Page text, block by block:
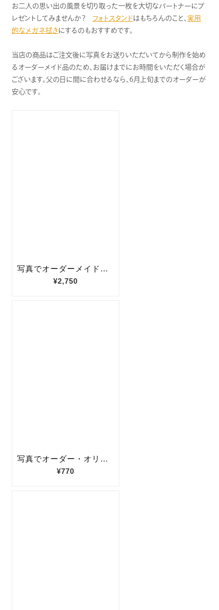
お二人の思い出の風景を切り取った一枚を大切なパートナーにプ
レゼントしてみませんか？ フォトスタンドはもちろんのこと、 実用
的なメガネ拭きにするのもおすすめです。
当店の商品はご注文後に写真をお送りいただいてから制作を始め
るオーダーメイド品のため、お届けまでにお時間をいただく場合が
ございます。父の日に間に合わせるなら、6月上旬までのオーダーが
安心です。